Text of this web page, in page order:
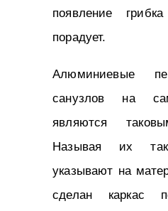
появление
порадует.
Алюминиевые
санузлов на
являются
Называя их
указывают на
сделан каркас